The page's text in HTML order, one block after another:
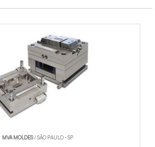
MVA MOLDES/ SÃO PAULO - SP